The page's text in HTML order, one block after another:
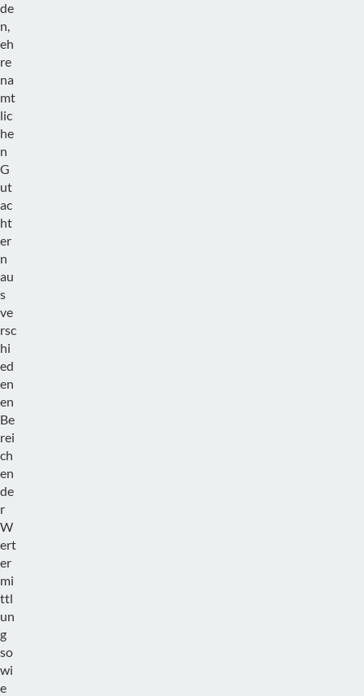
de
n,
eh
re
na
mt
lic
he
n
G
ut
ac
ht
er
n
au
s
ve
rsc
hi
ed
en
en
Be
rei
ch
en
de
r
W
ert
er
mi
ttl
un
g
so
wi
e